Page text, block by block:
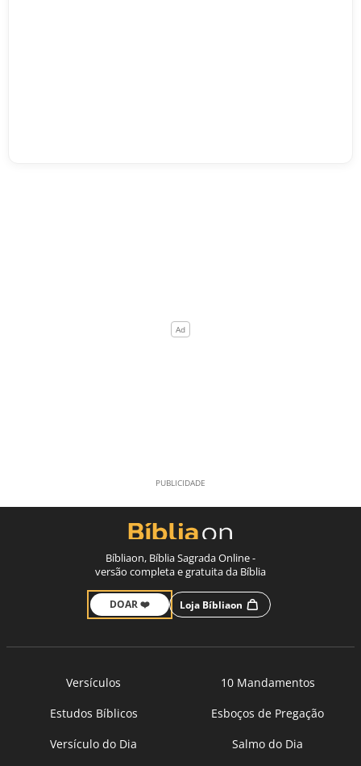
Bíbliaon, Bíblia Sagrada Online -
versão completa e gratuita da Bíblia
DOAR ❤️ Loja Bíbliaon
Versículos
10 Mandamentos
Estudos Bíblicos
Esboços de Pregação
Versículo do Dia
Salmo do Dia